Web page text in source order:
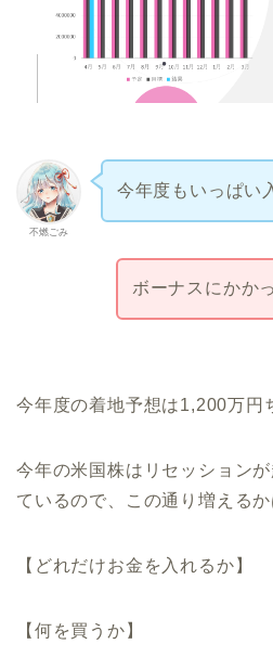
不燃ごみ
今年度もいっぱい
ボーナスにかか
今年度の着地予想は1,200万円
今年の米国株はリセッション
ているので、この通り増えるか
【どれだけお金を入れるか】
【何を買うか】